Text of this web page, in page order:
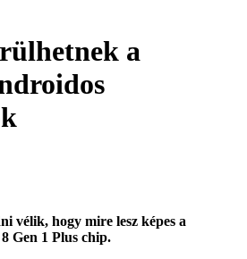
a
vélik, hogy mire lesz képes a
Gen 1 Plus chip.